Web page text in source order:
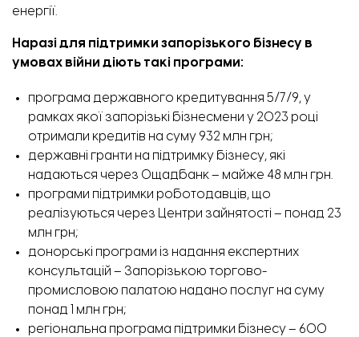
енергії.
Наразі для підтримки запорізького бізнесу в
умовах війни діють такі програми:
програма державного кредитування 5/7/9, у
рамках якої запорізькі бізнесмени у 2023 році
отримали кредитів на суму 932 млн грн;
державні гранти на підтримку бізнесу, які
надаються через Ощадбанк – майже 48 млн грн.
програми підтримки роботодавців, що
реалізуються через Центри зайнятості – понад 23
млн грн;
донорські програми із надання експертних
консультацій – Запорізькою торгово-
промисловою палатою надано послуг на суму
понад 1 млн грн;
регіональна програма підтримки бізнесу – 600